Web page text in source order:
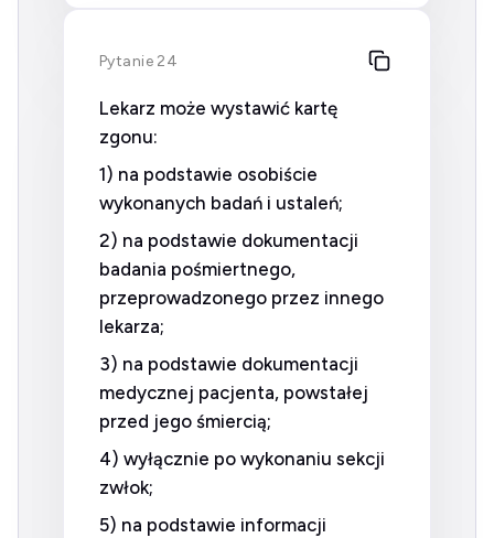
Pytanie 24
Lekarz może wystawić kartę
zgonu:
1) na podstawie osobiście
wykonanych badań i ustaleń;
2) na podstawie dokumentacji
badania pośmiertnego,
przeprowadzonego przez innego
lekarza;
3) na podstawie dokumentacji
medycznej pacjenta, powstałej
przed jego śmiercią;
4) wyłącznie po wykonaniu sekcji
zwłok;
5) na podstawie informacji